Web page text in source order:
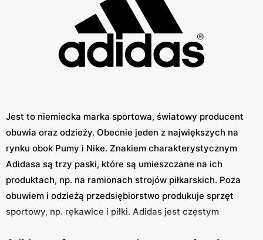
Jest to niemiecka marka sportowa, światowy producent
obuwia oraz odzieży. Obecnie jeden z największych na
rynku obok Pumy i Nike. Znakiem charakterystycznym
Adidasa są trzy paski, które są umieszczane na ich
produktach, np. na ramionach strojów piłkarskich. Poza
obuwiem i odzieżą przedsiębiorstwo produkuje sprzęt
sportowy, np. rękawice i piłki. Adidas jest częstym